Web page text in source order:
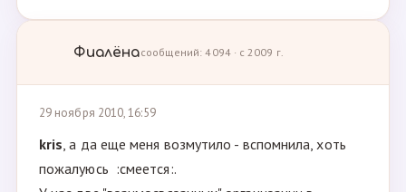
Фиалёнасообщений: 4094 · с 2009 г.
29 ноября 2010, 16:59
kris, а да еще меня возмутило - вспомнила, хоть
пожалуюсь :смеется:.